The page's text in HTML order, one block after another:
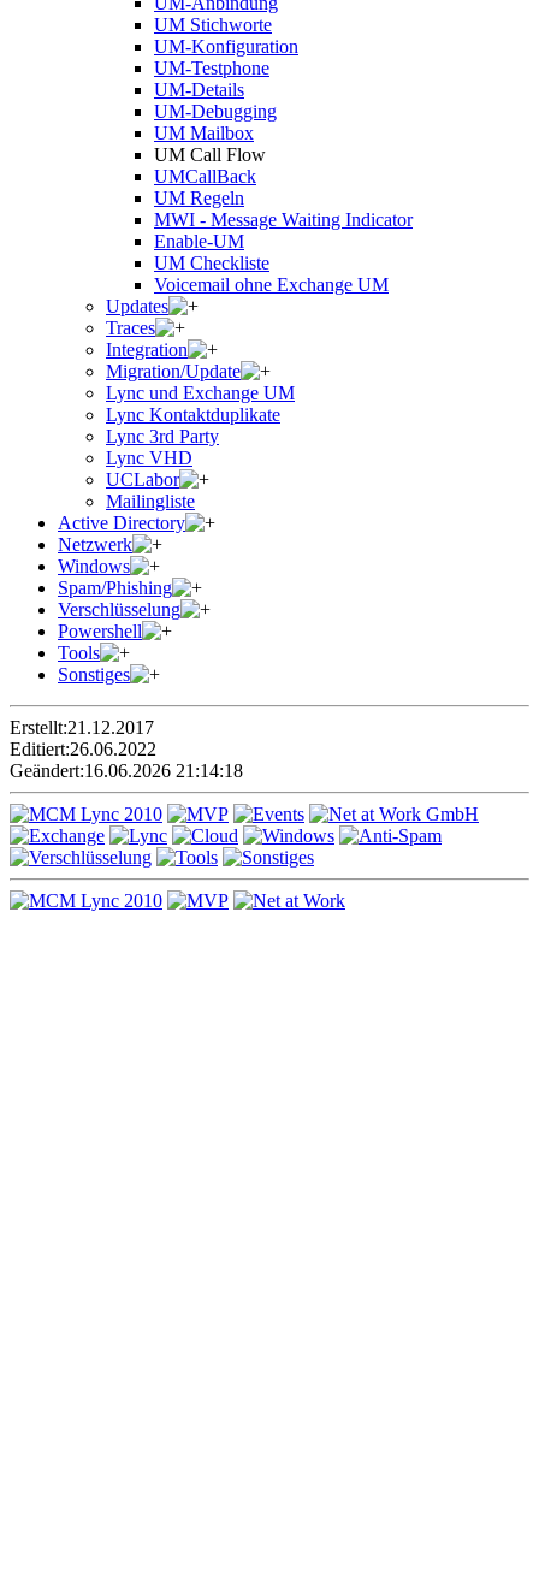
UM Stichworte
UM-Konfiguration
UM-Testphone
UM-Details
UM-Debugging
UM Mailbox
UM Call Flow
UMCallBack
UM Regeln
MWI - Message Waiting Indicator
Enable-UM
UM Checkliste
Voicemail ohne Exchange UM
Updates
Traces
Integration
Migration/Update
Lync und Exchange UM
Lync Kontaktduplikate
Lync 3rd Party
Lync VHD
UCLabor
Mailingliste
Active Directory
Netzwerk
Windows
Spam/Phishing
Verschlüsselung
Powershell
Tools
Sonstiges
Erstellt:21.12.2017
Editiert:26.06.2022
Geändert:16.06.2026 21:14:18